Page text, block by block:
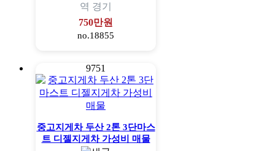
역 경기
750만원
no.18855
9751
중고지게차 두산 2톤 3단마스
트 디젤지게차 가성비 매물